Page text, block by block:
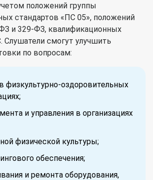
положений группы
стандартов «ПС 05», положений
и 329-ФЗ, квалификационных
Слушатели смогут улучшить
по вопросам:
физкультурно-оздоровительных
и управления в организациях
физической культуры;
обеспечения;
и ремонта оборудования,